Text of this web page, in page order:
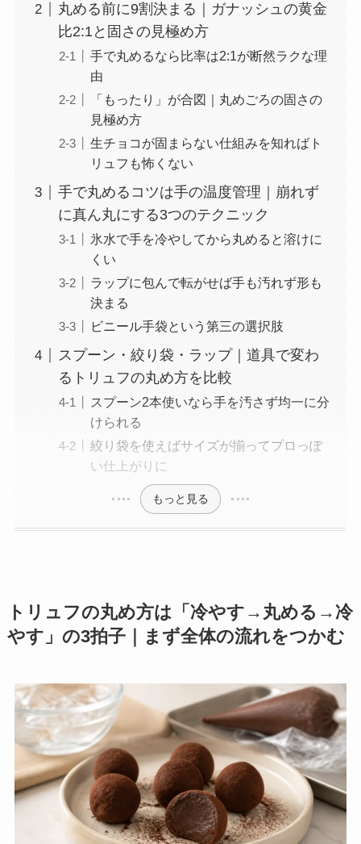
丸める前に9割決まる｜ガナッシュの黄金
比2:1と固さの見極め方
手で丸めるなら比率は2:1が断然ラクな理
由
「もったり」が合図｜丸めごろの固さの
見極め方
生チョコが固まらない仕組みを知ればト
リュフも怖くない
手で丸めるコツは手の温度管理｜崩れず
に真ん丸にする3つのテクニック
氷水で手を冷やしてから丸めると溶けに
くい
ラップに包んで転がせば手も汚れず形も
決まる
ビニール手袋という第三の選択肢
スプーン・絞り袋・ラップ｜道具で変わ
るトリュフの丸め方を比較
スプーン2本使いなら手を汚さず均一に分
けられる
絞り袋を使えばサイズが揃ってプロっぽ
い仕上がりに
もっと見る
トリュフの丸め方は「冷やす→丸める→冷
やす」の3拍子｜まず全体の流れをつかむ